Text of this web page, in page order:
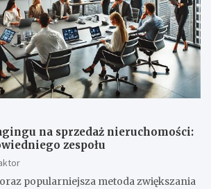
na sprzedaż nieruchomości:
zespołu
popularniejsza metoda zwiększania